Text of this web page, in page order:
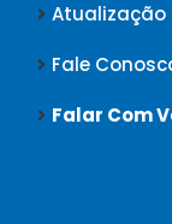
Atualização
Fale
Falar Com